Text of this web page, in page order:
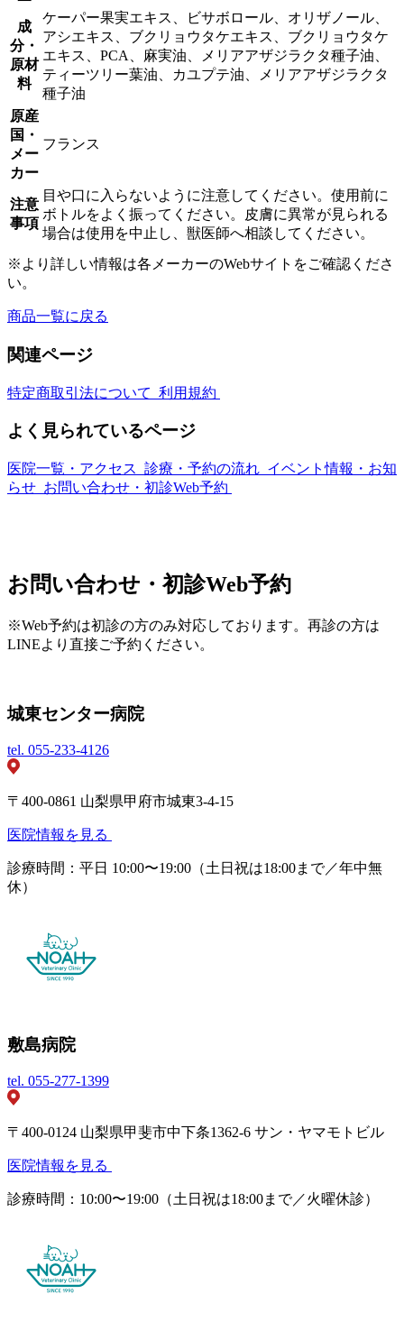
個成
分・
原材
料
ケーパー果実エキス、ビサボロール、オリザノール、
アシエキス、ブクリョウタケエキス、ブクリョウタケ
エキス、PCA、麻実油、メリアアザジラクタ種子油、
ティーツリー葉油、カユプテ油、メリアアザジラクタ
種子油
原産
国・
メー
カー
フランス
注意
事項
目や口に入らないように注意してください。使用前に
ボトルをよく振ってください。皮膚に異常が見られる
場合は使用を中止し、獣医師へ相談してください。
※より詳しい情報は各メーカーのWebサイトをご確認くださ
い。
商品一覧に戻る
関連ページ
特定商取引法について 利用規約
よく見られているページ
医院一覧・アクセス 診療・予約の流れ イベント情報・お知
らせ お問い合わせ・初診Web予約
お問い合わせ・初診Web予約
※Web予約は初診の方のみ対応しております。再診の方は
LINEより直接ご予約ください。
城東センター病院
tel. 055-233-4126
〒400-0861 山梨県甲府市城東3-4-15
医院情報を見る
診療時間：平日 10:00〜19:00（土日祝は18:00まで／年中無
休）
敷島病院
tel. 055-277-1399
〒400-0124 山梨県甲斐市中下条1362-6 サン・ヤマモトビル
医院情報を見る
診療時間：10:00〜19:00（土日祝は18:00まで／火曜休診）